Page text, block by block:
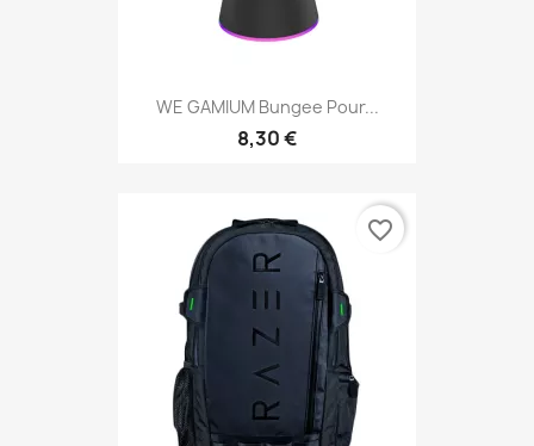
WE GAMIUM Bungee Pour...
8,30 €
favorite_border